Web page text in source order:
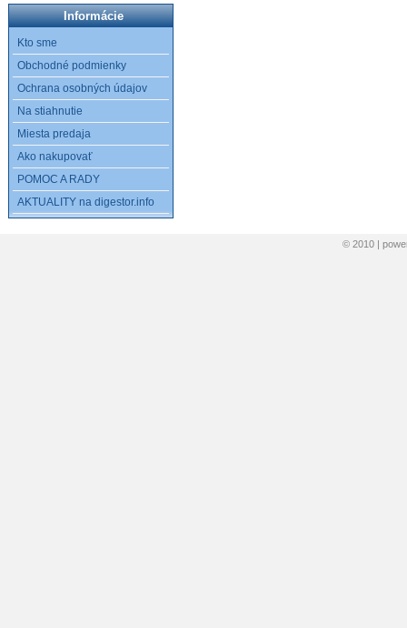
Informácie
Kto sme
Obchodné podmienky
Ochrana osobných údajov
Na stiahnutie
Miesta predaja
Ako nakupovať
POMOC A RADY
AKTUALITY na digestor.info
© 2010 |